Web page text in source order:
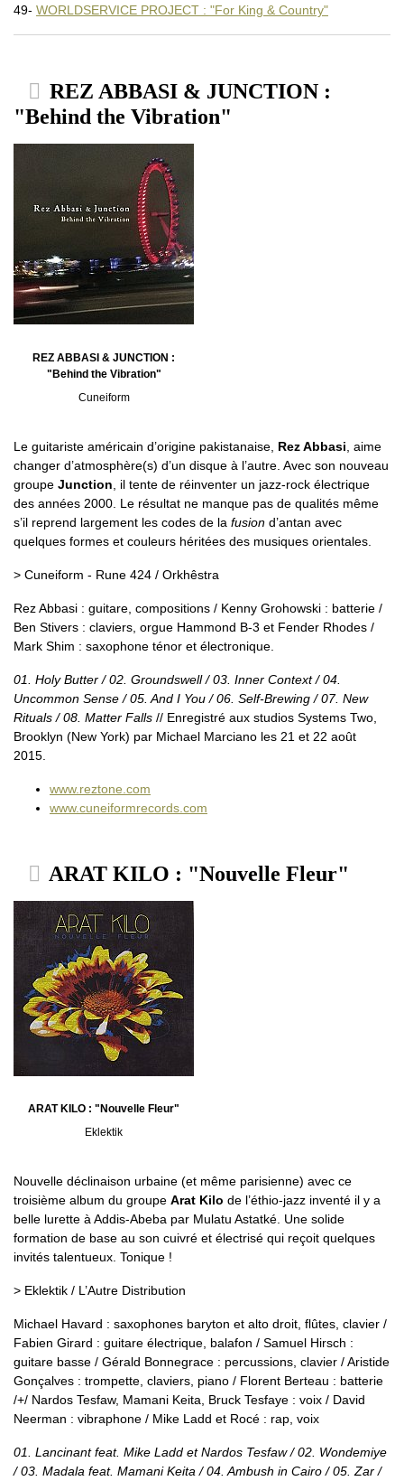
49- WORLDSERVICE PROJECT : "For King & Country"
REZ ABBASI & JUNCTION :
"Behind the Vibration"
REZ ABBASI & JUNCTION :
"Behind the Vibration"
Cuneiform
Le guitariste américain d’origine pakistanaise, Rez Abbasi , aime
changer d’atmosphère(s) d’un disque à l’autre. Avec son nouveau
groupe Junction , il tente de réinventer un jazz-rock électrique
des années 2000. Le résultat ne manque pas de qualités même
s’il reprend largement les codes de la fusion d’antan avec
quelques formes et couleurs héritées des musiques orientales.
> Cuneiform - Rune 424 / Orkhêstra
Rez Abbasi : guitare, compositions / Kenny Grohowski : batterie /
Ben Stivers : claviers, orgue Hammond B-3 et Fender Rhodes /
Mark Shim : saxophone ténor et électronique.
01. Holy Butter / 02. Groundswell / 03. Inner Context / 04.
Uncommon Sense / 05. And I You / 06. Self-Brewing / 07. New
Rituals / 08. Matter Falls // Enregistré aux studios Systems Two,
Brooklyn (New York) par Michael Marciano les 21 et 22 août
2015.
www.reztone.com
www.cuneiformrecords.com
ARAT KILO : "Nouvelle Fleur"
ARAT KILO : "Nouvelle Fleur"
Eklektik
Nouvelle déclinaison urbaine (et même parisienne) avec ce
troisième album du groupe Arat Kilo de l’éthio-jazz inventé il y a
belle lurette à Addis-Abeba par Mulatu Astatké. Une solide
formation de base au son cuivré et électrisé qui reçoit quelques
invités talentueux. Tonique !
> Eklektik / L’Autre Distribution
Michael Havard : saxophones baryton et alto droit, flûtes, clavier /
Fabien Girard : guitare électrique, balafon / Samuel Hirsch :
guitare basse / Gérald Bonnegrace : percussions, clavier / Aristide
Gonçalves : trompette, claviers, piano / Florent Berteau : batterie
/+/ Nardos Tesfaw, Mamani Keita, Bruck Tesfaye : voix / David
Neerman : vibraphone / Mike Ladd et Rocé : rap, voix
01. Lancinant feat. Mike Ladd et Nardos Tesfaw / 02. Wondemiye
/ 03. Madala feat. Mamani Keita / 04. Ambush in Cairo / 05. Zar /